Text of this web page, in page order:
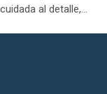
al detalle,…